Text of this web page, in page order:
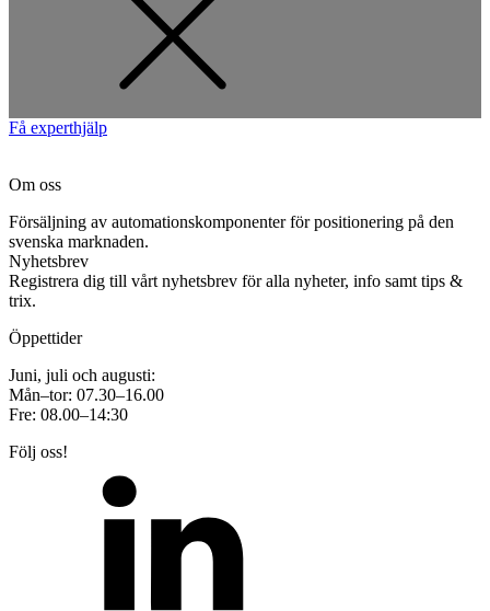
Få experthjälp
Om oss
Försäljning av automationskomponenter för positionering på den
svenska marknaden.
Nyhetsbrev
Registrera dig till vårt nyhetsbrev för alla nyheter, info samt tips &
trix.
Öppettider
Juni, juli och augusti:
Mån–tor: 07.30–16.00
Fre: 08.00–14:30
Följ oss!